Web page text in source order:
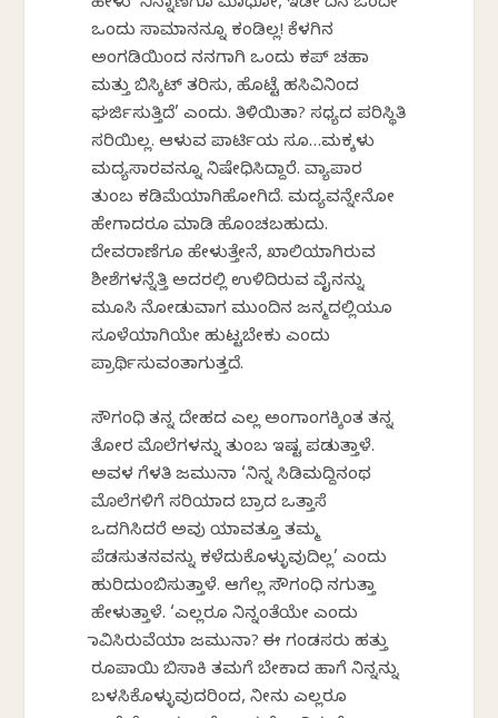
ಒಂದು ಸಾಮಾನನ್ನೂ ಕಂಡಿಲ್ಲ! ಕೆಳಗಿನ
ಅಂಗಡಿಯಿಂದ ನನಗಾಗಿ ಒಂದು ಕಪ್ ಚಹಾ
ಮತ್ತು ಬಿಸ್ಕಿಟ್ ತರಿಸು, ಹೊಟ್ಟೆ ಹಸಿವಿನಿಂದ
ಘರ್ಜಿಸುತ್ತಿದೆ’ ಎಂದು. ತಿಳಿಯಿತಾ? ಸಧ್ಯದ ಪರಿಸ್ಥಿತಿ
ಸರಿಯಿಲ್ಲ. ಆಳುವ ಪಾರ್ಟಿಯ ಸೂ…ಮಕ್ಕಳು
ಮದ್ಯಸಾರವನ್ನೂ ನಿಷೇಧಿಸಿದ್ದಾರೆ. ವ್ಯಾಪಾರ
ತುಂಬ ಕಡಿಮೆಯಾಗಿಹೋಗಿದೆ. ಮದ್ಯವನ್ನೇನೋ
ಹೇಗಾದರೂ ಮಾಡಿ ಹೊಂಚಬಹುದು.
ದೇವರಾಣೆಗೂ ಹೇಳುತ್ತೇನೆ, ಖಾಲಿಯಾಗಿರುವ
ಶೀಶೆಗಳನ್ನೆತ್ತಿ ಅದರಲ್ಲಿ ಉಳಿದಿರುವ ವೈನನ್ನು
ಮೂಸಿ ನೋಡುವಾಗ ಮುಂದಿನ ಜನ್ಮದಲ್ಲಿಯೂ
ಸೂಳೆಯಾಗಿಯೇ ಹುಟ್ಟಬೇಕು ಎಂದು
ಪ್ರಾರ್ಥಿಸುವಂತಾಗುತ್ತದೆ.
ಸೌಗಂಧಿ ತನ್ನ ದೇಹದ ಎಲ್ಲ ಅಂಗಾಂಗಕ್ಕಿಂತ ತನ್ನ
ತೋರ ಮೊಲೆಗಳನ್ನು ತುಂಬ ಇಷ್ಟ ಪಡುತ್ತಾಳೆ.
ಅವಳ ಗೆಳತಿ ಜಮುನಾ ‘ನಿನ್ನ ಸಿಡಿಮದ್ದಿನಂಥ
ಮೊಲೆಗಳಿಗೆ ಸರಿಯಾದ ಬ್ರಾದ ಒತ್ತಾಸೆ
ಒದಗಿಸಿದರೆ ಅವು ಯಾವತ್ತೂ ತಮ್ಮ
ಪೆಡಸುತನವನ್ನು ಕಳೆದುಕೊಳ್ಳುವುದಿಲ್ಲ’ ಎಂದು
ಹುರಿದುಂಬಿಸುತ್ತಾಳೆ. ಆಗೆಲ್ಲ ಸೌಗಂಧಿ ನಗುತ್ತಾ
ಹೇಳುತ್ತಾಳೆ. ‘ಎಲ್ಲರೂ ನಿನ್ನಂತೆಯೇ ಎಂದು
ಭಾವಿಸಿರುವೆಯಾ ಜಮುನಾ? ಈ ಗಂಡಸರು ಹತ್ತು
ರೂಪಾಯಿ ಬಿಸಾಕಿ ತಮಗೆ ಬೇಕಾದ ಹಾಗೆ ನಿನ್ನನ್ನು
ಬಳಸಿಕೊಳ್ಳುವುದರಿಂದ, ನೀನು ಎಲ್ಲರೂ